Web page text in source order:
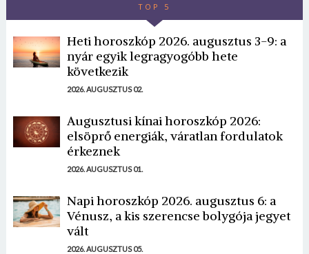
TOP 5
Heti horoszkóp 2026. augusztus 3-9: a
nyár egyik legragyogóbb hete
következik
2026. AUGUSZTUS 02.
Augusztusi kínai horoszkóp 2026:
elsöprő energiák, váratlan fordulatok
érkeznek
2026. AUGUSZTUS 01.
Napi horoszkóp 2026. augusztus 6: a
Vénusz, a kis szerencse bolygója jegyet
vált
2026. AUGUSZTUS 05.